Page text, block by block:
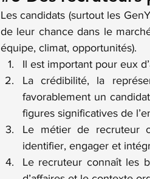
Les candidats (surtout les
de leur chance dans le
équipe, climat, opportunités).
Il est important pour eux
La crédibilité, la
favorablement un
figures significatives de
Le métier de recruteur
identifier, engager et
Le recruteur connaît les